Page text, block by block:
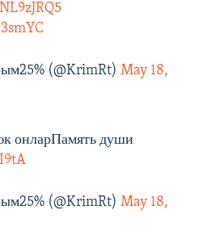
(@KrimRt) May 18,
онларПамять души
(@KrimRt) May 18,